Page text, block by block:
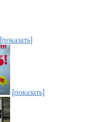
[показать]
[показать]